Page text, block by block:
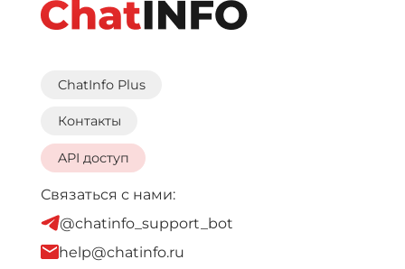
ChatInfo Plus
Контакты
API доступ
Связаться с нами:
@chatinfo_support_bot
help@chatinfo.ru